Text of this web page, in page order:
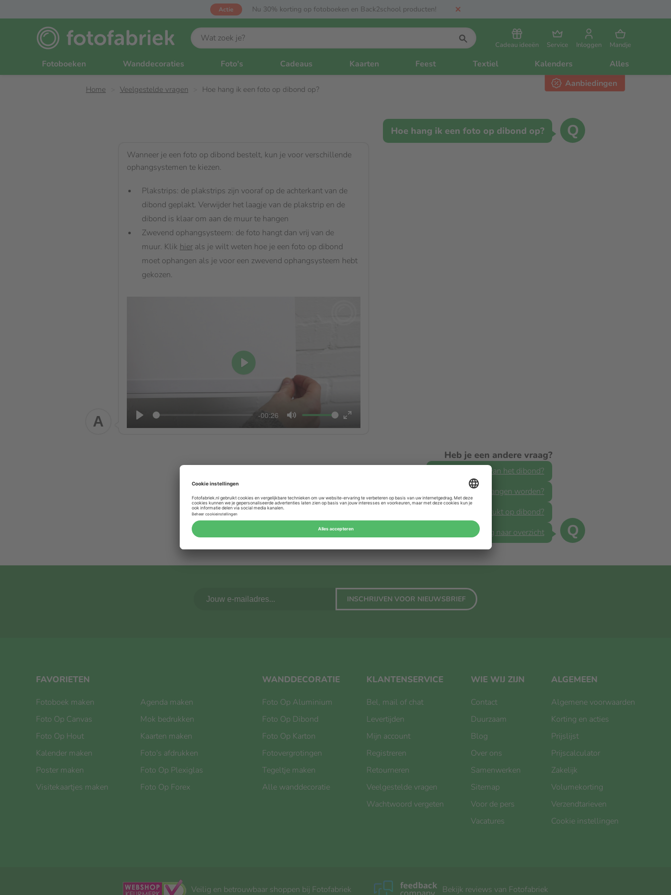
Actie Nu 30% korting op fotoboeken en Back2school producten!
Cadeau ideeën Service Inloggen Mandje
Fotoboeken Wanddecoraties Foto's Cadeaus Kaarten Feest Textiel Kalenders
Alles
Aanbiedingen
Home Veelgestelde vragen Hoe hang ik een foto op dibond op?
Hoe hang ik een foto op dibond op? Q
A
Wanneer je een foto op dibond bestelt, kun je voor verschillende
ophangsystemen te kiezen.
Plakstrips: de plakstrips zijn vooraf op de achterkant van de
dibond geplakt. Verwijder het laagje van de plakstrip en de
dibond is klaar om aan de muur te hangen
Zwevend ophangsysteem: de foto hangt dan vrij van de
muur. Klik hier als je wilt weten hoe je een foto op dibond
moet ophangen als je voor een zwevend ophangsysteem hebt
gekozen.
-00:26
Play
Heb je een andere vraag?
Wat is de dikte van het dibond?
Kan een Foto Op Dibond buiten opgehangen worden?
Wordt de kleur wit afgedrukt op dibond?
Terug naar overzicht
Q
INSCHRIJVEN VOOR NIEUWSBRIEF
FAVORIETEN
Fotoboek maken
Foto Op Canvas
Foto Op Hout
Kalender maken
Poster maken
Visitekaartjes maken
Agenda maken
Mok bedrukken
Kaarten maken
Foto's afdrukken
Foto Op Plexiglas
Foto Op Forex
WANDDECORATIE
Foto Op Aluminium
Foto Op Dibond
Foto Op Karton
Fotovergrotingen
Tegeltje maken
Alle wanddecoratie
KLANTENSERVICE
Bel, mail of chat
Levertijden
Mijn account
Registreren
Retourneren
Veelgestelde vragen
Wachtwoord vergeten
WIE WIJ ZIJN
Contact
Duurzaam
Blog
Over ons
Samenwerken
Sitemap
Voor de pers
Vacatures
ALGEMEEN
Algemene voorwaarden
Korting en acties
Prijslijst
Prijscalculator
Zakelijk
Volumekorting
Verzendtarieven
Cookie instellingen
Veilig en betrouwbaar shoppen bij Fotofabriek Bekijk reviews van Fotofabriek